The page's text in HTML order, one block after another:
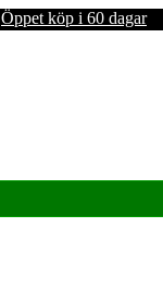
Öppet köp i 60 dagar